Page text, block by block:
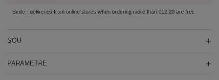
Smile - deliveries from online stores when ordering more than €12.20 are free
ŠOU
PARAMETRE